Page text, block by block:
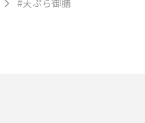
#天ぷら御膳